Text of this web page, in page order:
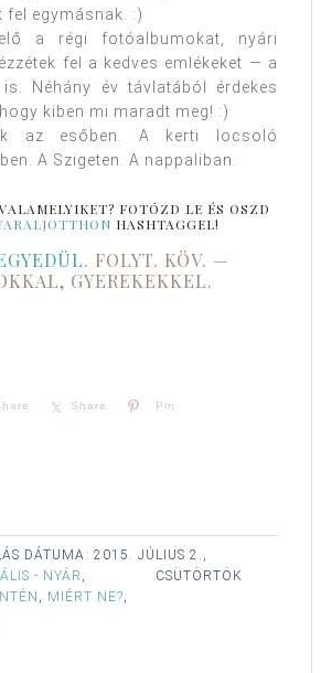
fel egymásnak. :)
a régi fotóalbumokat, nyári
fel a kedves emlékeket — a
is. Néhány év távlatából érdekes
kiben mi maradt meg! :)
az esőben. A kerti locsoló
A Szigeten. A nappaliban.
FOTÓZD LE ÉS OSZD
HASHTAGGEL!
. FOLYT. KÖV. —
GYEREKEKKEL.
Share Pin
DÁTUMA: 2015. JÚLIUS 2.,
CSÜTÖRTÖK
- NYÁR ,
, MIÉRT NE?,